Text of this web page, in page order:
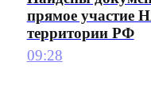
прямое участие
территории РФ
09:28